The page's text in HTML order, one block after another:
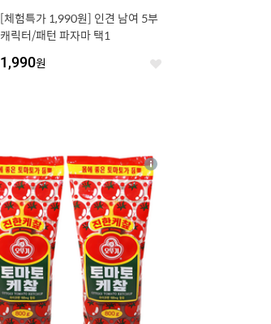
[체험특가 1,990원] 인견 남여 5부
캐릭터/패턴 파자마 택1
1,990원 좋
상
세